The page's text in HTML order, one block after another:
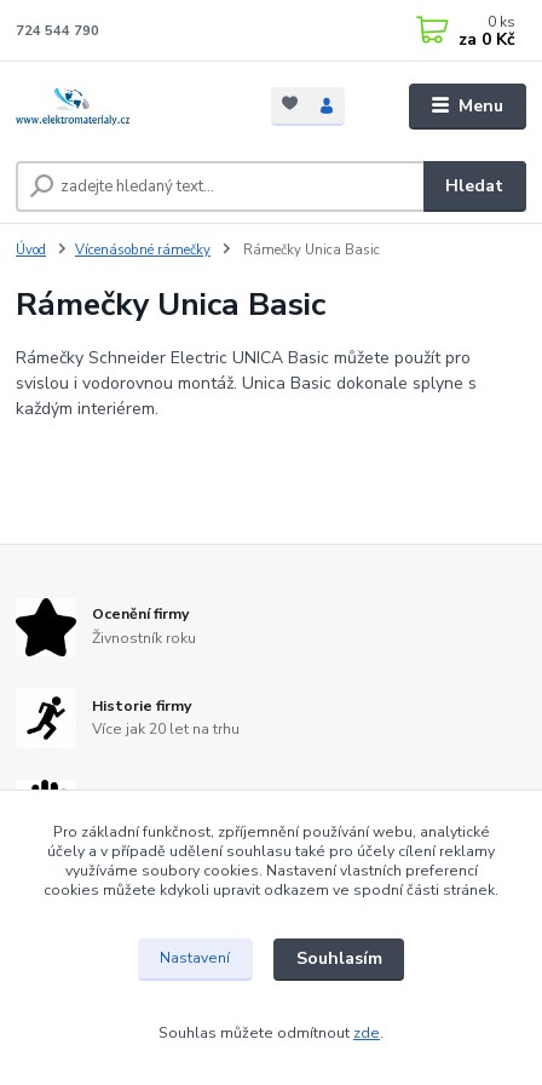
Menu
Hledat
724 544 790 0 ks
za 0 Kč
Úvod Vícenásobné rámečky Rámečky Unica Basic
Rámečky Unica Basic
Rámečky Schneider Electric UNICA Basic můžete použít pro
svislou i vodorovnou montáž. Unica Basic dokonale splyne s
každým interiérem.
Ocenění firmy
Živnostník roku
Historie firmy
Více jak 20 let na trhu
S námi se bát nemusíte
Záruka kvality
Vytvořeno na
Eshop-rychle.cz
Pro základní funkčnost, zpříjemnění používání webu, analytické
účely a v případě udělení souhlasu také pro účely cílení reklamy
využíváme soubory cookies. Nastavení vlastních preferencí
cookies můžete kdykoli upravit odkazem ve spodní části stránek.
Nastavení Souhlasím
Souhlas můžete odmítnout zde.